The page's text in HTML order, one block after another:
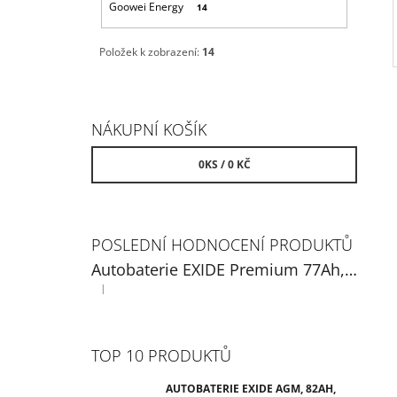
Goowei Energy 14
Položek k zobrazení: 14
NÁKUPNÍ KOŠÍK
0KS /0 KČ
POSLEDNÍ HODNOCENÍ PRODUKTŮ
Autobaterie EXIDE Premium 77Ah, 12V, EA770
Hodnocení produktu je 5 z 5 hvězdiček.
|
TOP 10 PRODUKTŮ
AUTOBATERIE EXIDE AGM, 82AH,